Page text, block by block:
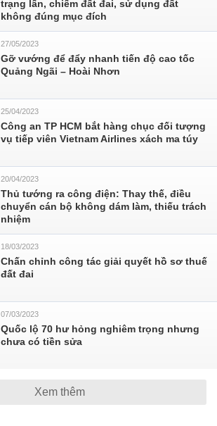
trạng lấn, chiếm đất đai, sử dụng đất
không đúng mục đích
27/05/2023
Gỡ vướng để đẩy nhanh tiến độ cao tốc
Quảng Ngãi – Hoài Nhơn
25/04/2023
Công an TP HCM bắt hàng chục đối tượng
vụ tiếp viên Vietnam Airlines xách ma túy
20/04/2023
Thủ tướng ra công điện: Thay thế, điều
chuyển cán bộ không dám làm, thiếu trách
nhiệm
18/03/2023
Chấn chỉnh công tác giải quyết hồ sơ thuế
đất đai
07/03/2023
Quốc lộ 70 hư hỏng nghiêm trọng nhưng
chưa có tiền sửa
Xem thêm